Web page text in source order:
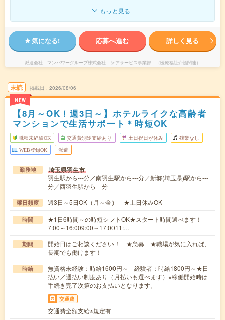
もっと見る
気になる! 応募へ進む 詳しく見る
派遣会社 マンパワーグループ株式会社 ケアサービス事業部 （医療福祉介護関連）
未読
NEW
掲載日 2026/08/06
【8月～OK！週3日～】ホテルライクな高齢者
マンションで生活サポート＊時短OK
職種未経験OK 交通費別途支給あり 土日祝日が休み 残業なし
WEB登録OK 派遣
勤務地 埼玉県羽生市
羽生駅から---分／南羽生駅から---分／新郷(埼玉県)駅から---
分／西羽生駅から---分
曜日頻度 週3日～5日OK（月～金） ★土日休みOK
時間
★1日6時間～の時短シフトOK★スタート時間選べます！
7:00～16:009:00～17:0011:…
期間
開始日はご相談ください！ ★急募 ★職場が気に入れば、
長期でも働けます！
時給
無資格未経験：時給1600円～ 経験者：時給1800円～★日
払い／週払い制度あり（月払いも選べます）※稼働開始時は
手続き完了次第のお支払いとなります。
交通費
交通費全額支給※規定有